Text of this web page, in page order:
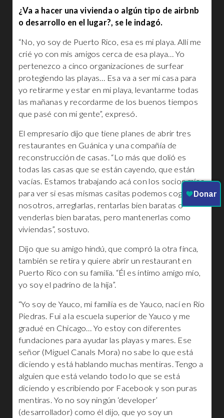
¿Va a hacer una vivienda o algún tipo de airbnb
o desarrollo en el lugar?, se le indagó.
“No, yo soy de Puerto Rico, esa es mi playa. Allí me
crié yo con mis amigos cerca de esa playa… Yo
pertenezco a cinco organizaciones de surfear
protegiendo las playas… Esa va a ser mi casa para
yo retirarme y estar en mi playa, levantarme todas
las mañanas y recordarme de los buenos tiempos
que pasé con mi gente”, expresó.
El empresario dijo que tiene planes de abrir tres
restaurantes en Guánica y una compañía de
reconstrucción de casas. “Lo más que dolió es
todas las casas que se están cayendo, que están
vacías. Estamos trabajando acá con los socios míos
para ver si esas mismas casitas podemos cogerlas
nosotros, arreglarlas, rentarlas bien baratas o
venderlas bien baratas, pero mantenerlas como
viviendas”, sostuvo.
Dijo que su amigo hindú, que compró la otra finca,
también se retira y quiere abrir un restaurant en
Puerto Rico con su familia. “Él es íntimo amigo mío,
yo soy el padrino de la hija”.
“Yo soy de Yauco, mi familia es de Yauco, nací en Río
Piedras. Fui a la escuela superior de Yauco y me
gradué en Chicago… Yo estoy con diferentes
fundaciones para ayudar las playas y mares. Ese
señor (Miguel Canals Mora) no sabe lo que está
diciendo y está hablando muchas mentiras. Tengo a
alguien que está velando todo lo que se está
diciendo y escribiendo por Facebook y son puras
mentiras. Yo no soy ningún ‘developer’
(desarrollador) como él dijo, que yo soy un